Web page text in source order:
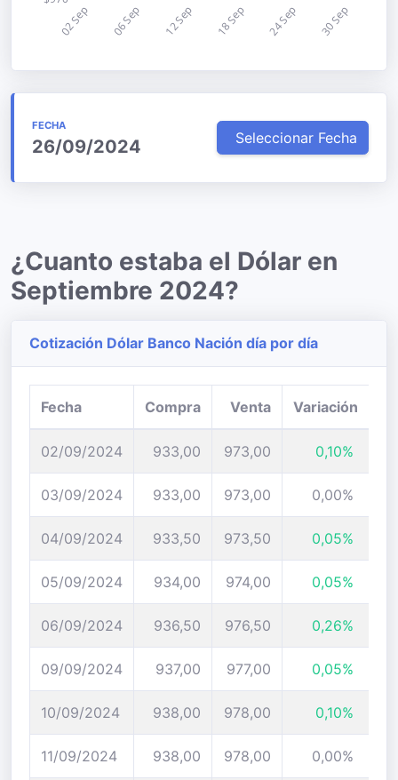
FECHA
26/09/2024 Seleccionar Fecha
¿Cuanto estaba el Dólar en
Septiembre 2024?
Cotización Dólar Banco Nación día por día
Fecha Compra Venta Variación
02/09/2024 933,00 973,00 0,10%
03/09/2024 933,00 973,00 0,00%
04/09/2024 933,50 973,50 0,05%
05/09/2024 934,00 974,00 0,05%
06/09/2024 936,50 976,50 0,26%
09/09/2024 937,00 977,00 0,05%
10/09/2024 938,00 978,00 0,10%
11/09/2024 938,00 978,00 0,00%